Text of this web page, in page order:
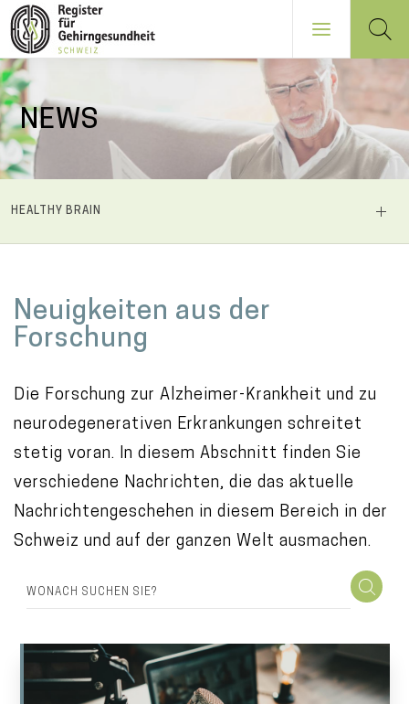
Direkt
zum
Inhalt
NEWS
PRINCIPALE
HEALTHY BRAIN
a
i
c
o
n
t
e
n
Neuigkeiten aus der
Forschung
Die Forschung zur Alzheimer-Krankheit und zu
neurodegenerativen Erkrankungen schreitet
stetig voran. In diesem Abschnitt finden Sie
verschiedene Nachrichten, die das aktuelle
Nachrichtengeschehen in diesem Bereich in der
Schweiz und auf der ganzen Welt ausmachen.